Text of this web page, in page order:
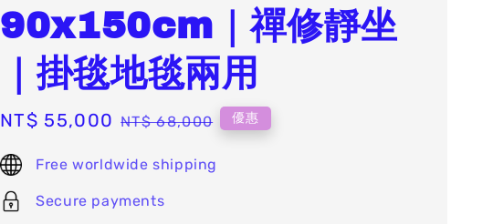
90x150cm｜禪修靜坐
｜掛毯地毯兩用
Sale
NT$ 55,000 Regular
NT$ 68,000 優惠
Free worldwide shipping
Secure payments